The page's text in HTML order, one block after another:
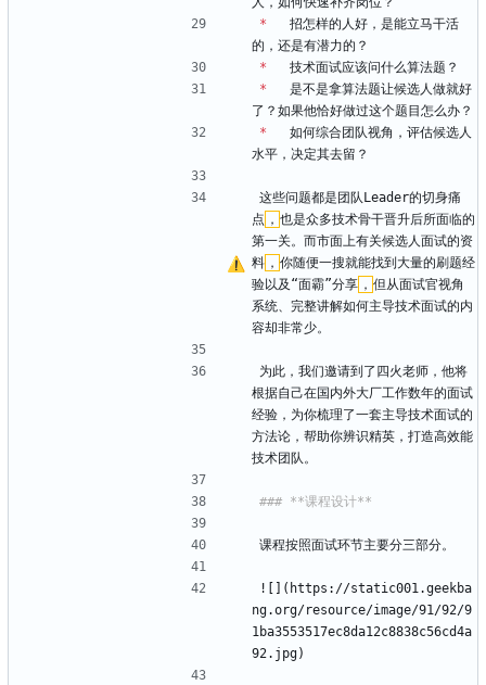
*
   招怎样的人好，是能立马干活
的，还是有潜力的？
*
   技术面试应该问什么算法题？
*
   是不是拿算法题让候选人做就好
了？如果他恰好做过这个题目怎么办？
*
   如何综合团队视角，评估候选人
水平，决定其去留？
这些问题都是团队Leader的切身痛
点 ， 也是众多技术骨干晋升后所面临的
第一关。而市面上有关候选人面试的资
料 ， 你随便一搜就能找到大量的刷题经
验以及“面霸”分享 ， 但从面试官视角
系统、完整讲解如何主导技术面试的内
容却非常少。
为此，我们邀请到了四火老师，他将
根据自己在国内外大厂工作数年的面试
经验，为你梳理了一套主导技术面试的
方法论，帮助你辨识精英，打造高效能
技术团队。
课程按照面试环节主要分三部分。
![](https://static001.geekba
ng.org/resource/image/91/92/9
1ba3553517ec8da12c8838c56cd4a
92.jpg)